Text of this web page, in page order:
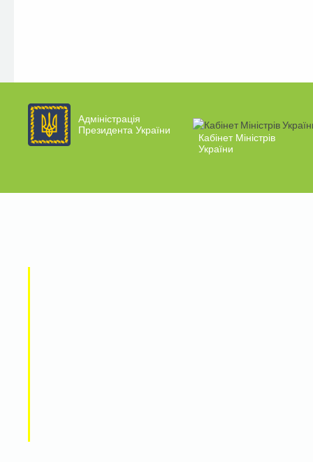
Адміністрація
Президента України
Кабінет Міністрів
України